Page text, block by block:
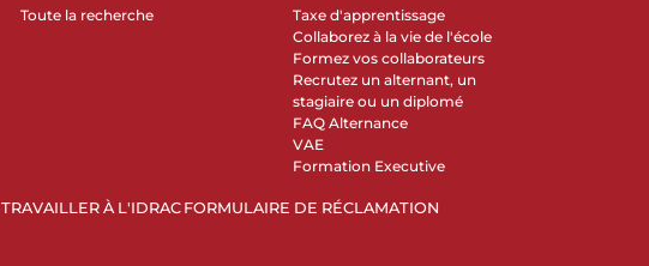
Toute la recherche
Taxe d'apprentissage
Collaborez à la vie de l'école
Formez vos collaborateurs
Recrutez un alternant, un
stagiaire ou un diplomé
FAQ Alternance
VAE
Formation Executive
TRAVAILLER À L'IDRAC FORMULAIRE DE RÉCLAMATION